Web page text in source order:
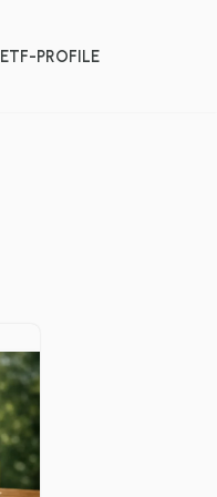
ETF-PROFILE